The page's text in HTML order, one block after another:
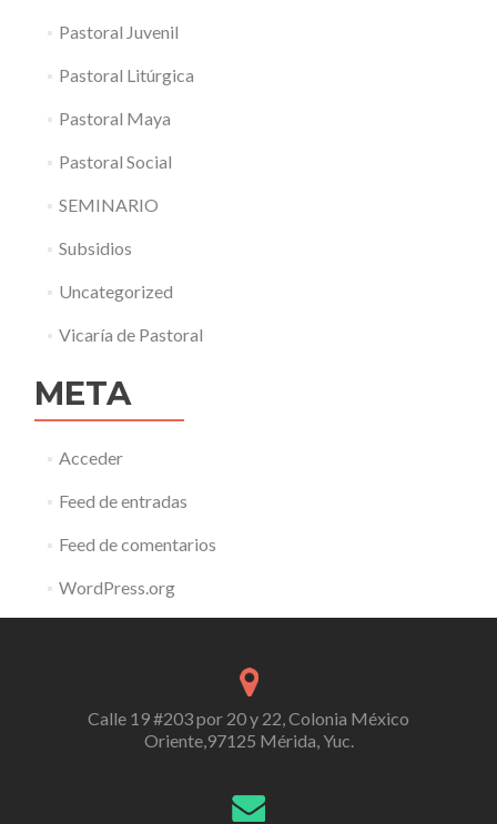
Pastoral Juvenil
Pastoral Litúrgica
Pastoral Maya
Pastoral Social
SEMINARIO
Subsidios
Uncategorized
Vicaría de Pastoral
META
Acceder
Feed de entradas
Feed de comentarios
WordPress.org
Calle 19 #203 por 20 y 22, Colonia México
Oriente,97125 Mérida, Yuc.